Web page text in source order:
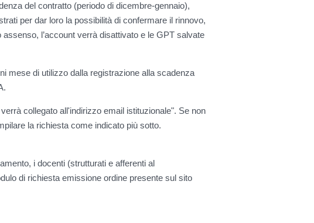
del contratto (periodo di dicembre-gennaio),
per dar loro la possibilità di confermare il rinnovo,
l’account verrà disattivato e le GPT salvate
mese di utilizzo dalla registrazione alla scadenza
verrà collegato all'indirizzo email istituzionale". Se non
la richiesta come indicato più sotto.
i docenti (strutturati e afferenti al
di richiesta emissione ordine presente sul sito